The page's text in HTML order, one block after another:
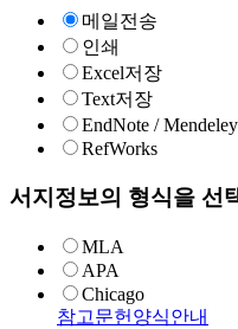
메일전송
인쇄
Excel저장
Text저장
EndNote / Mendeley
RefWorks
서지정보의 형식을 선
MLA
APA
Chicago
참고문헌양식안내